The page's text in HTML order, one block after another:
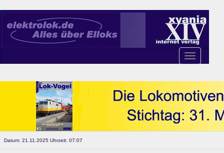
Toggle
navigation
Datum: 21.11.2025 Uhrzeit: 07:07